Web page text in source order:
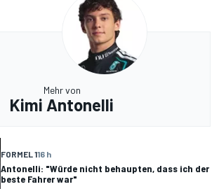
Mehr von
Kimi Antonelli
FORMEL 116 h
Antonelli: "Würde nicht behaupten, dass ich der
beste Fahrer war"